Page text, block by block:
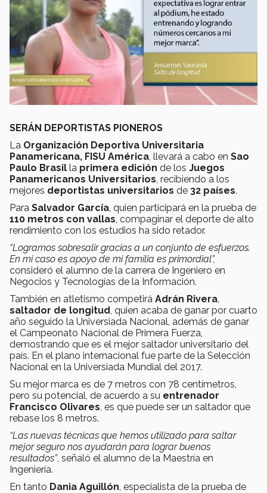
SERÁN DEPORTISTAS PIONEROS
La Organización Deportiva Universitaria
Panamericana, FISU América, llevará a cabo en Sao
Paulo Brasil la primera edición de los Juegos
Panamericanos Universitarios, recibiendo a los
mejores deportistas universitarios de 32 países.
Para Salvador García, quien participará en la prueba de
110 metros con vallas, compaginar el deporte de alto
rendimiento con los estudios ha sido retador.
“Logramos sobresalir gracias a un conjunto de esfuerzos.
En mi caso es apoyo de mi familia es primordial”,
consideró el alumno de la carrera de Ingeniero en
Negocios y Tecnologías de la Información.
También en atletismo competirá Adrán Rivera,
saltador de longitud, quien acaba de ganar por cuarto
año seguido la Universiada Nacional, además de ganar
el Campeonato Nacional de Primera Fuerza,
demostrando que es el mejor saltador universitario del
país. En el plano internacional fue parte de la Selección
Nacional en la Universiada Mundial del 2017.
Su mejor marca es de 7 metros con 78 centímetros,
pero su potencial, de acuerdo a su entrenador
Francisco Olivares, es que puede ser un saltador que
rebase los 8 metros.
“Las nuevas técnicas que hemos utilizado para saltar
mejor seguro nos ayudarán para lograr buenos
resultados”, señaló el alumno de la Maestría en
Ingeniería.
En tanto Dania Aguillón, especialista de la prueba de